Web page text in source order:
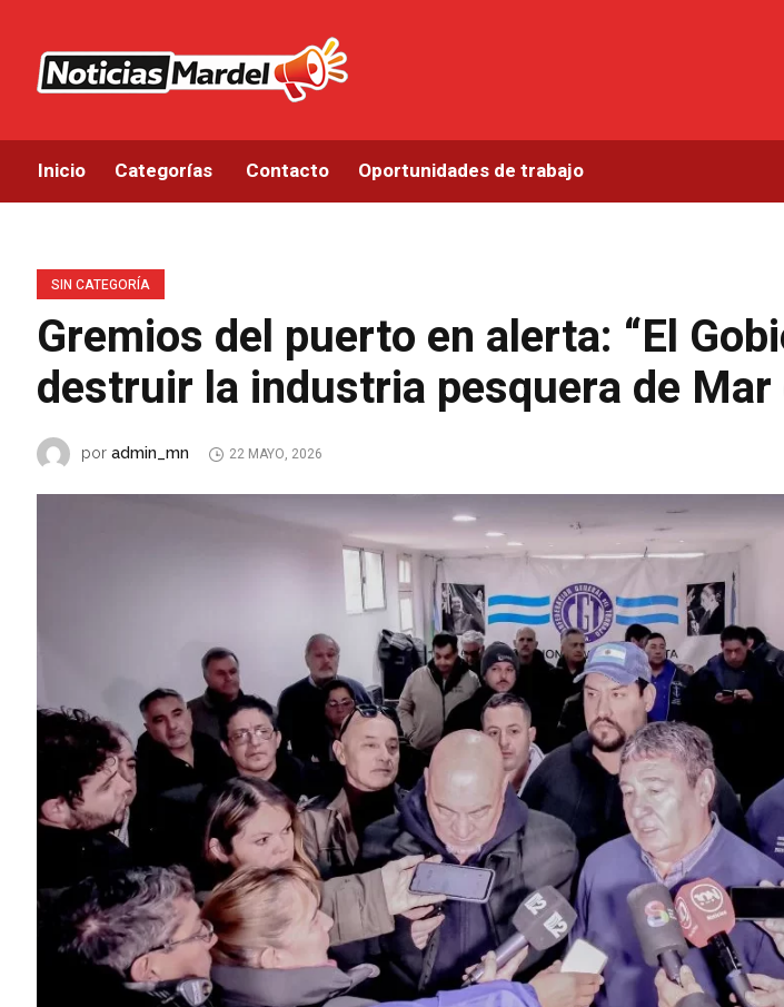
Inicio Categorías Contacto Oportunidades de trabajo
SIN CATEGORÍA
Gremios del puerto en alerta: “El
destruir la industria pesquera de Mar
poradmin_mn 22 MAYO, 2026